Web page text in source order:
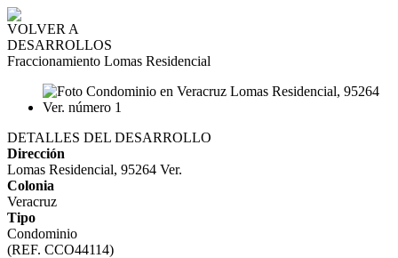
VOLVER A
DESARROLLOS
Fraccionamiento Lomas Residencial
DETALLES DEL DESARROLLO
Dirección
Lomas Residencial, 95264 Ver.
Colonia
Veracruz
Tipo
Condominio
(REF. CCO44114)